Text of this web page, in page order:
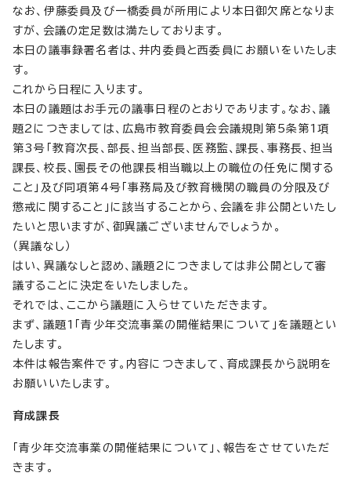
なお、伊藤委員及び一橋委員が所用により本日御欠席となりま
すが、会議の定足数は満たしております。
本日の議事録署名者は、井内委員と西委員にお願いをいたしま
す。
これから日程に入ります。
本日の議題はお手元の議事日程のとおりであります。なお、議
題2につきましては、広島市教育委員会会議規則第5条第1項
第3号「教育次長、部長、担当部長、医務監、課長、事務長、担当
課長、校長、園長その他課長相当職以上の職位の任免に関する
こと」及び同項第4号「事務局及び教育機関の職員の分限及び
懲戒に関すること」に該当することから、会議を非公開といたし
たいと思いますが、御異議ございませんでしょうか。
（異議なし）
はい、異議なしと認め、議題2につきましては非公開として審
議することに決定をいたしました。
それでは、ここから議題に入らせていただきます。
まず、議題1「青少年交流事業の開催結果について」を議題とい
たします。
本件は報告案件です。内容につきまして、育成課長から説明を
お願いいたします。
育成課長
「青少年交流事業の開催結果について」、報告をさせていただ
きます。